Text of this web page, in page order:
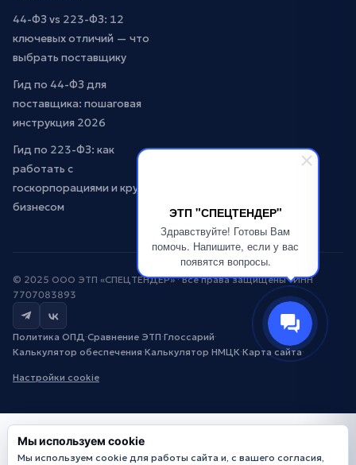
ЭТП "СПЕЦТЕНДЕР"
Здравствуйте! Готовы Вам
помочь. Напишите, если у вас
появятся вопросы.
44-ФЗ vs 223-ФЗ: 12
ключевых отличий — что
выбрать поставщику
Гид по 44-ФЗ для
поставщика: пошаговая
инструкция 2026
Гид по 223-ФЗ: как
работать с
госкорпорациями и крупным
бизнесом
© 2025 ООО ЭТП «СПЕЦТЕНДЕР» · Все права защищены · ИНН
7707083893
Политика ОПД·Сравнение ЭТП·Глоссарий·
Калькулятор обеспечения·Калькулятор НМЦК·Карта сайта·
Настройки cookie
Мы используем cookie
Мы используем cookie для работы сайта и, с вашего согласия,